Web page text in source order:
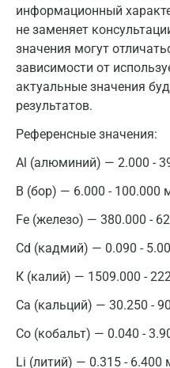
информационный
не заменяет
значения могут
зависимости от
актуальные значения
результатов.
Референсные значения:
Al (алюминий) — 2.000 -
B (бор) — 6.000 - 100.000
Fe (железо) — 380.000 -
Cd (кадмий) — 0.090 -
К (калий) — 1509.000 -
Са (кальций) — 30.250 -
Co (кобальт) — 0.040 -
Li (литий) — 0.315 - 6.400